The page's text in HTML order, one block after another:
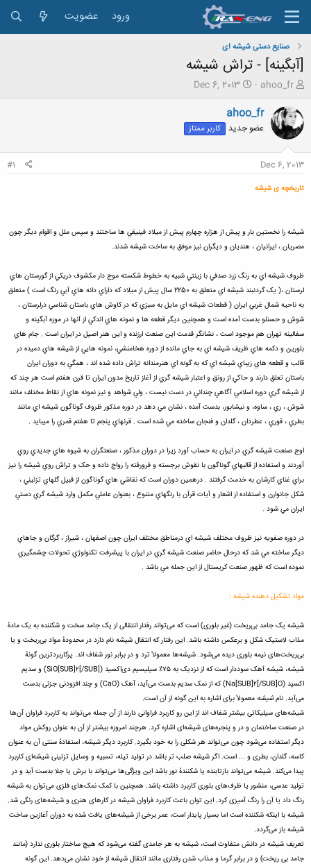
ورود عضویت
صنایع دستی شیشه ای
[آبگینه] - تراش شیشه
ش
و
ع
ک
ه
و
ع
ahoo_fr
ت
ر
خ
Dec 6, 2013
ahoo_fr
عضو جدید کاربر ممتاز
Dec 6, 2013
#1
تاریخچه ی شیشه
شيشه را نخستين بار و پيش از هزاره چهارم پيش از ميلاد فينيقي ها ساختند و سپس ملل و اقوام ديگر چون
مصريان ، ايرانيان ، هنديان و ديگران نيز موفق به ساخت شيشه شدند.
ظروف شيشه اي به رنگ زرد صدفي با زينتي شبيه به خطوط شکسته موج دار مکشوف دريکي از گورستان هاي
لرستان ،( يک گردنبند شيشه اي متعلق به 2250 سال پيش از ميلاد که داراي دانه هاي آبي رنگ است ) متعلق
به ناحيه شمال غربي ايران ( قطعات شيشه اي مايل به سبزي که در کاوش هاي باستان شناسي درلرستان ،
شوش و حسنلو بدست آمده است و همچنين ديگر قطعه ها و نمونه هاي اندکي از آنها در موزه آبگينه و
سفالينه تهران هم موجود است ، نشانگر قدمت اين صنعت ارزنده و اين هنر اصيل در ايران است . جام هاي
بلورين و دکمه هاي ظريف شيشه اي به جاي مانده از دوره هخامنشي، نمونه هايي از شيشه هاي دميده در
قالب و قطعه هاي زيباي شيشه اي که به گونه اي هنرمندانه تراش داده شده اند ، همگي به دوران ايران
باستان تعلق دارند و حاکي از رونق و اعتبار شيشه گري از آغاز تاريخ مدون ايران تا قرن هفتم است هر چند که
از شيشه گري دوره اسلامي آگاهي چنداني در دست نيست ، ولي شواهد و نيز نمونه هاي از نقاط مختلف مانند
شوش ، ري ، ساوه، و نيشابور، بدست آمده ، نشان مي دهد در دوره مذکور ظروف گوناگون شيشه اي مانند
بطري ، قوري ، عطردان ، گلدان و فنجان ساخته مي شده است . قرنهاي پنجم تا هفتم قمري را ميبايد .
اوج صنعت شيشه گري در ايران به حساب آورد زيرا در دوران مذکور ، صنعتگران به شيوه هاي جديدي روي
آوردند و استفاده از قالبهاي گوناگون با نقوش برجسته و فرورفته را رواج داده و حک و تراش روي شيشه را نيز
براي غناي کارشان به خدمت گرفتند . درهمين دوران است که نقاشي هاي گوناگون از قبيل گلهاي تزئيني ،
شکل جانوارن و استفاده از اشعار و آيات قرآن با رنگهاي متنوع ، بعنوان عاملي مکمل وارد شيشه گري دستي
ايران مي شود .
در دوره صفويه نيز ظروف مختلف شيشه اي درمناطق مختلف ايران چون اصفهان ، شيراز ، گرگان و جاهاي
ديگر ساخته مي شد که درحال حاضر صنعت شيشه گري در ايران با پيشرفت تکنولوژي تحولات چشمگيري
نموده است که ظهور صنعت کريستال از اين جمله مي باشد .
مواد تشکیل دهنده شیشه :
شیشه یکجامد بی‌ریخت(غیربلوری) است که می‌تواند رفتار انتقالی از یک جامد سخت و شکننده به یک مادهٔ
مذاب لاستیک شکل و برعکس داشته باشد. این رفتار کهانتقال شیشهنام دارد در محدودهٔ موادبی‌ریختو یا
بی‌ریخت‌های نیمه بلوری دیده می‌شود. شیشه‌ها معمولاًتردو در برابر نور شفاف اند. پرکاربردترین گونهٔ
شیشه، شیشه آهک سودداراست که از نزدیک به ۷۵٪ سیلیسیم دی‌اکسید(SiO[SUB]۲[/SUB]) و
سدیم
اکسید(Na[SUB]۲[/SUB]O) که از نمک سدیمبدست می‌آید، آهک
(CaO) و چند افزودنی جزئی بدست
می‌آید. نامشیشه معمولاً برای اشاره به این گونه از آن است.
شیشه‌های سیلیکاتی بیشتر شفاف اند از این رو کاربرد فراوانی دارند از آن جمله می‌تواند به کاربرد فراوان آن‌ها
در صنعت ساختمان و در و پنجره‌های شیشه‌ای اشاره کرد. هرچند امروزه بیشتر از آن به عنوان روکش مواد
دیگر استفاده می‌شود چون می‌تواند هر شکلی را به خود بگیرد. کاربرد دیگر شیشه، استفادهٔ سنتی آن به عنوان
کاسه،گلدان، بطری و ... است. اگر شیشه صلب تر باشد در تولیدتیله، تسبیه و وسایل تزئینی شیشه‌ای کاربرد
پیدا می‌کند. شیشه می‌تواند بازتابنده یا شکنندهٔ نور باشد این ویژگی‌ها می‌تواند با برش یا جلا بدست آید و در
تولیدعدسی، منشور یا ظرف‌های بلوری کاربرد داشته باشد. همچنین با کمک نمک‌های فلزی می‌توان به شیشه
رنگ داد یا آن را رنگ آمیزی کرد. این توان باعث کاربرد فراوان شیشه درکارهای هنریوشیشه‌های رنگیشد.
شیشه با اینکه شکننده است اما بسیار پایدار است، عمر برخی از شیشه‌های یافت شده به دوران آغازین ساخت
شیشه باز می‌گردد.
تعریف شیشه در دانش متفاوت است، شیشه به هر جامدی گفته می‌شود که هیچ ساختار بلوری ندارد (مانند
جامد بی ریخت) و در برابر گرما و مذاب شدن رفتاری مانندانتقال شیشهاز خود نشان می‌دهد. این گونه